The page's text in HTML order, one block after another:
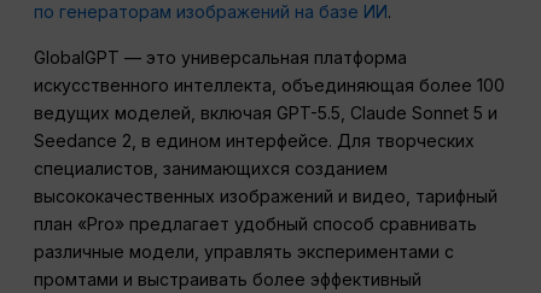
по генераторам изображений на базе ИИ.
GlobalGPT — это универсальная платформа
искусственного интеллекта, объединяющая более 100
ведущих моделей, включая GPT-5.5, Claude Sonnet 5 и
Seedance 2, в едином интерфейсе. Для творческих
специалистов, занимающихся созданием
высококачественных изображений и видео, тарифный
план «Pro» предлагает удобный способ сравнивать
различные модели, управлять экспериментами с
промтами и выстраивать более эффективный